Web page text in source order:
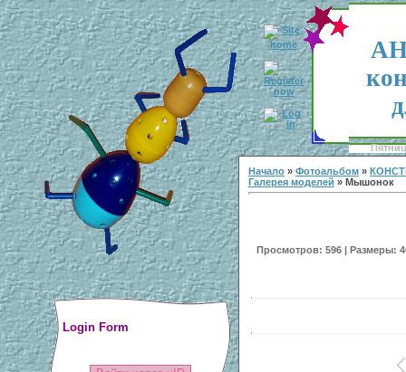
Login Form
Начало » Фотоальбом »
Галерея моделей » Мышонок
Просмотров: 596 | Размеры: